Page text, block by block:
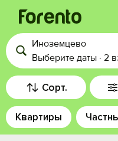
Войти
Избранное
История
Иноземцево
Выберите даты · 2
Сорт.
Квартиры